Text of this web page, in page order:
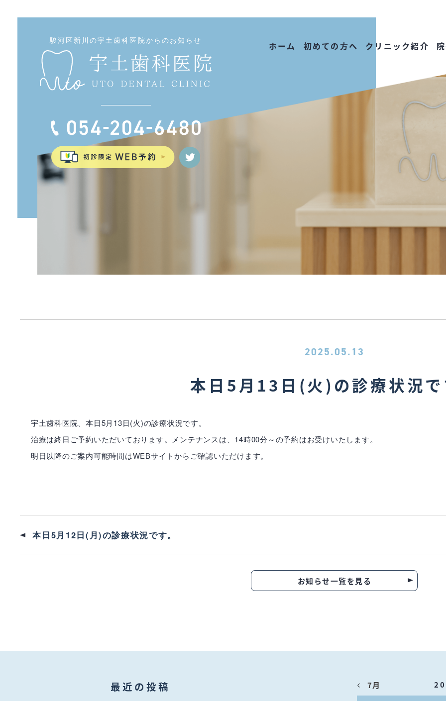
駿河区新川の宇土歯科医院からのお知らせ ホーム 初めての方へ クリニック紹介
2025.05.13
本日5月13日(火)の診療状況
宇土歯科医院、本日5月13日(火)の診療状況です。
治療は終日ご予約いただいております。メンテナンスは、14時00分～の予約はお受けいたします。
明日以降のご案内可能時間はWEBサイトからご確認いただけます。
本日5月12日(月)の診療状況です。
お知らせ一覧を見る
最近の投稿 7月